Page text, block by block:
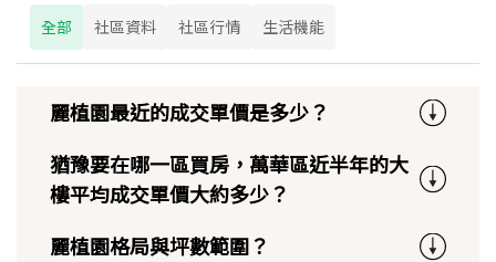
全部 社區資料 社區行情 生活機能
麗植園最近的成交單價是多少？
猶豫要在哪一區買房，萬華區近半年的大
樓平均成交單價大約多少？
麗植園格局與坪數範圍？